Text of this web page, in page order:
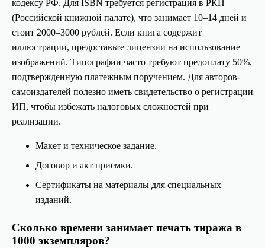
кодексу РФ. Для ISBN требуется регистрация в РКП
(Российской книжной палате), что занимает 10–14 дней и
стоит 2000–3000 рублей. Если книга содержит
иллюстрации, предоставьте лицензии на использование
изображений. Типографии часто требуют предоплату 50%,
подтвержденную платежным поручением. Для авторов-
самоиздателей полезно иметь свидетельство о регистрации
ИП, чтобы избежать налоговых сложностей при
реализации.
Макет и техническое задание.
Договор и акт приемки.
Сертификаты на материалы для специальных
изданий.
Сколько времени занимает печать тиража в
1000 экземпляров?
Политика конфиденциальности
Создание и продвижение сайтов SDstudio
Карта сайта